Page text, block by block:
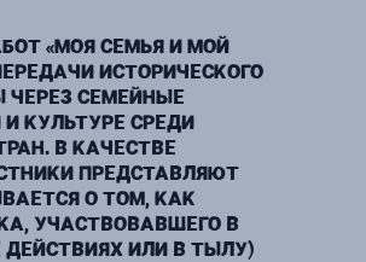
«МОЯ СЕМЬЯ И МОЙ
ИСТОРИЧЕСКОГО
ЧЕРЕЗ СЕМЕЙНЫЕ
КУЛЬТУРЕ СРЕДИ
В КАЧЕСТВЕ
ПРЕДСТАВЛЯЮТ
О ТОМ, КАК
УЧАСТВОВАВШЕГО В
ИЛИ В ТЫЛУ)